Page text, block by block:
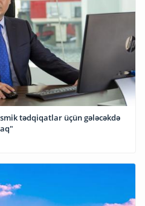
tədqiqatlar üçün gələcəkdə